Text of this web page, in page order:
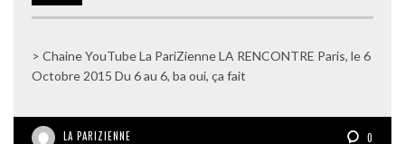
> Chaine YouTube La PariZienne LA RENCONTRE Paris, le 6
Octobre 2015 Du 6 au 6, ba oui, ça fait
LA PARIZIENNE 0